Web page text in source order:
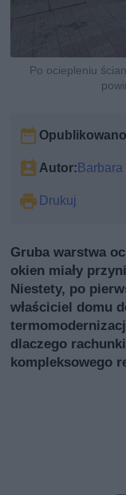
Po ociepleniu
Autor:
Drukuj
Gruba warstwa
okien miały
Niestety, po
właściciel domu
dlaczego
kompleksowego